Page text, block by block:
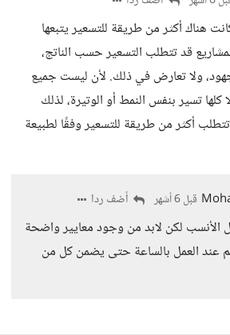
هناك أكثر من طريقة للتسعير يتبعها
قد تتطلب التسعير حسب الناتج،
ولا تعارض في ذلك. لأن ليست جميع
كلها تسير بنفس النمط أو الوتيرة، لذلك
أكثر من طريقة للتسعير وفقًا لطبيعة
قبل 6 أشهر أضف ردا
الأنسب لكن لابد من وجود معايير واضحة
عند العمل بالساعة حتى يضمن كل من